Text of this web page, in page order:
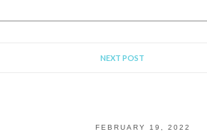
NEXT POST
FEBRUARY 19, 2022